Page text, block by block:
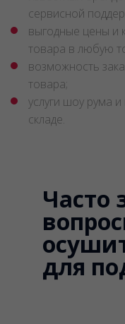
сервисной
выгодные цены и
товара в любую
возможность
товара;
услуги шоу рума
складе.
Часто
для